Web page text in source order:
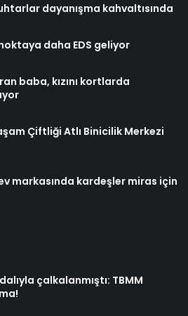
dayanışma kahvaltısında
daha EDS geliyor
baba, kızını kortlarda
Çiftliği Atlı Binicilik Merkezi
markasında kardeşler miras için
çalkalanmıştı: TBMM